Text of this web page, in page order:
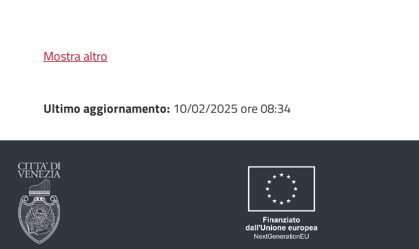
Mostra altro
Ultimo aggiornamento: 10/02/2025 ore 08:34